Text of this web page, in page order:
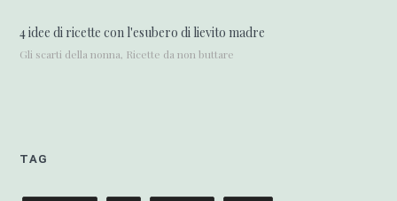
4 idee di ricette con l'esubero di lievito madre
Gli scarti della nonna, Ricette da non buttare
TAG